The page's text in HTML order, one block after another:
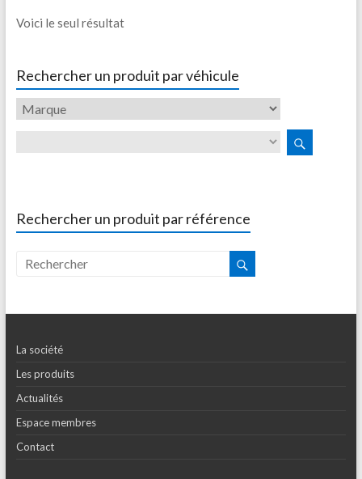
Voici le seul résultat
Rechercher un produit par véhicule
Rechercher un produit par référence
La société
Les produits
Actualités
Espace membres
Contact